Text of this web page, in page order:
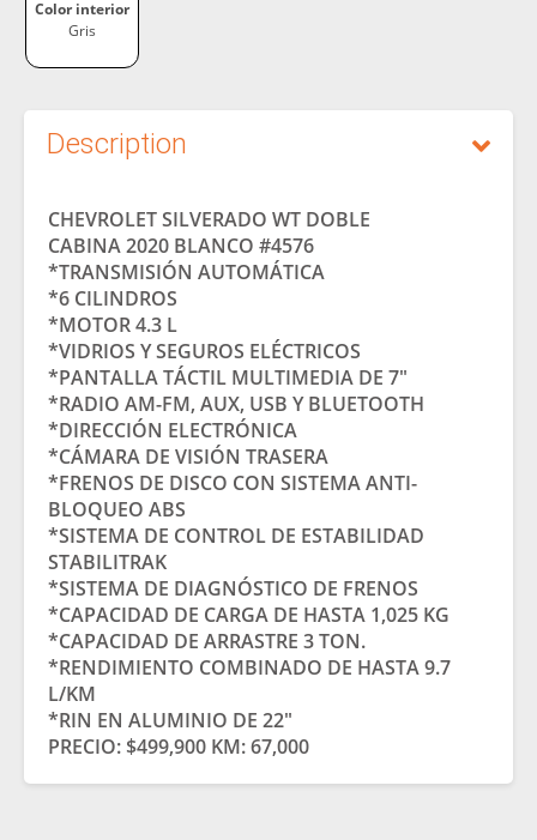
Color interior
Gris
Description
CHEVROLET SILVERADO WT DOBLE
CABINA 2020 BLANCO #4576
*TRANSMISIÓN AUTOMÁTICA
*6 CILINDROS
*MOTOR 4.3 L
*VIDRIOS Y SEGUROS ELÉCTRICOS
*PANTALLA TÁCTIL MULTIMEDIA DE 7″
*RADIO AM-FM, AUX, USB Y BLUETOOTH
*DIRECCIÓN ELECTRÓNICA
*CÁMARA DE VISIÓN TRASERA
*FRENOS DE DISCO CON SISTEMA ANTI-
BLOQUEO ABS
*SISTEMA DE CONTROL DE ESTABILIDAD
STABILITRAK
*SISTEMA DE DIAGNÓSTICO DE FRENOS
*CAPACIDAD DE CARGA DE HASTA 1,025 KG
*CAPACIDAD DE ARRASTRE 3 TON.
*RENDIMIENTO COMBINADO DE HASTA 9.7
L/KM
*RIN EN ALUMINIO DE 22″
PRECIO: $499,900 KM: 67,000